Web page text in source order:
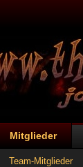
Mitglieder
Team-Mitglieder